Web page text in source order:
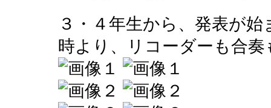
３・４年生から、発表が
時より、リコーダーも合